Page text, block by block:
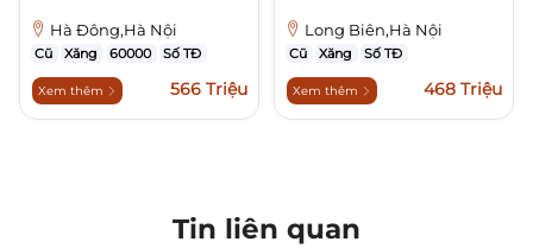
Hà Đông,Hà Nội
Cũ Xăng 60000 Số TĐ
Xem thêm 566 Triệu
Long Biên,Hà Nội
Cũ Xăng Số TĐ
Xem thêm 468 Triệu
Tin liên quan